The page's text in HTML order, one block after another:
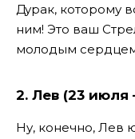
Дурак, которому
ним! Это ваш
молодым
2. Лев (23 июля
Ну, конечно, Лев